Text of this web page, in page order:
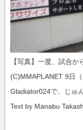
【写真】一度、試合
(C)MMAPLANET 9日
Gladiator024で、じゅ
Text by Manabu